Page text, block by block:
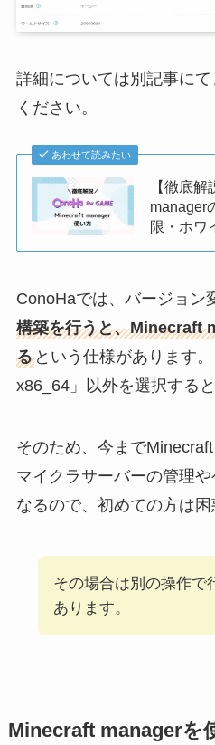
詳細については別記事に
ください。
あわせて読みたい
【徹底
manager
限・ホワ
ConoHaでは、バージョン
構築を行うと、Minecraft
るという仕様があります
x86_64」以外を選択すると
そのため、今まで
マイクラサーバーの管理
なるので、初めての方は困
その場合は別の操作で
あります。
Minecraft managerを